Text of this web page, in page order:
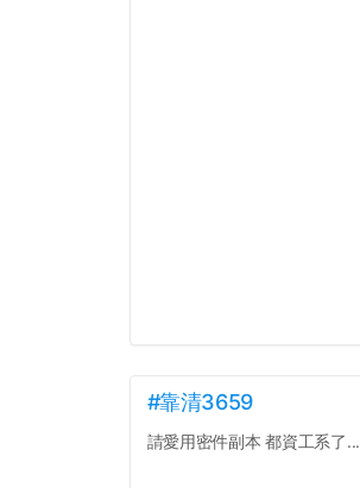
#靠清3659
請愛用密件副本 都資工系了...